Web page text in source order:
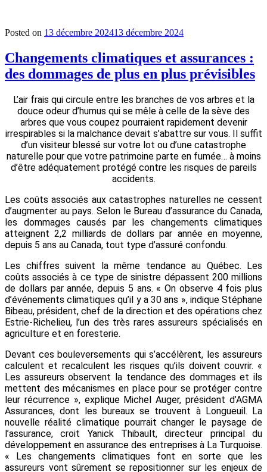
Posted on 13 décembre 202413 décembre 2024
Changements climatiques et assurances :
des dommages de plus en plus prévisibles
L’air frais qui circule entre les branches de vos arbres et la
douce odeur d’humus qui se mêle à celle de la sève des
arbres que vous coupez pourraient rapidement devenir
irrespirables si la malchance devait s’abattre sur vous. Il suffit
d’un visiteur blessé sur votre lot ou d’une catastrophe
naturelle pour que votre patrimoine parte en fumée… à moins
d’être adéquatement protégé contre les risques de pareils
accidents.
Les coûts associés aux catastrophes naturelles ne cessent
d’augmenter au pays. Selon le Bureau d’assurance du Canada,
les dommages causés par les changements climatiques
atteignent 2,2 milliards de dollars par année en moyenne,
depuis 5 ans au Canada, tout type d’assuré confondu.
Les chiffres suivent la même tendance au Québec. Les
coûts associés à ce type de sinistre dépassent 200 millions
de dollars par année, depuis 5 ans. « On observe 4 fois plus
d’événements climatiques qu’il y a 30 ans », indique Stéphane
Bibeau, président, chef de la direction et des opérations chez
Estrie-Richelieu, l’un des très rares assureurs spécialisés en
agriculture et en foresterie.
Devant ces bouleversements qui s’accélèrent, les assureurs
calculent et recalculent les risques qu’ils doivent couvrir. «
Les assureurs observent la tendance des dommages et ils
mettent des mécanismes en place pour se protéger contre
leur récurrence », explique Michel Auger, président d’AGMA
Assurances, dont les bureaux se trouvent à Longueuil. La
nouvelle réalité climatique pourrait changer le paysage de
l’assurance, croit Yanick Thibault, directeur principal du
développement en assurance des entreprises à La Turquoise.
« Les changements climatiques font en sorte que les
assureurs vont sûrement se repositionner sur les enjeux de